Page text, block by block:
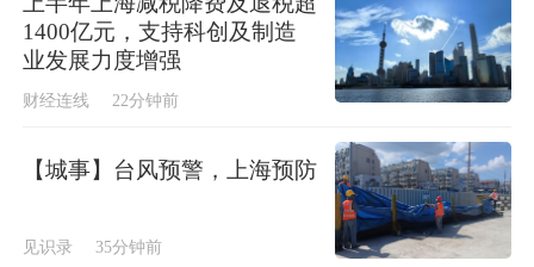
1400亿元，支持科创及制造
业发展力度增强
财经连线 22分钟前
【城事】台风预警，上海预防
见识录 35分钟前